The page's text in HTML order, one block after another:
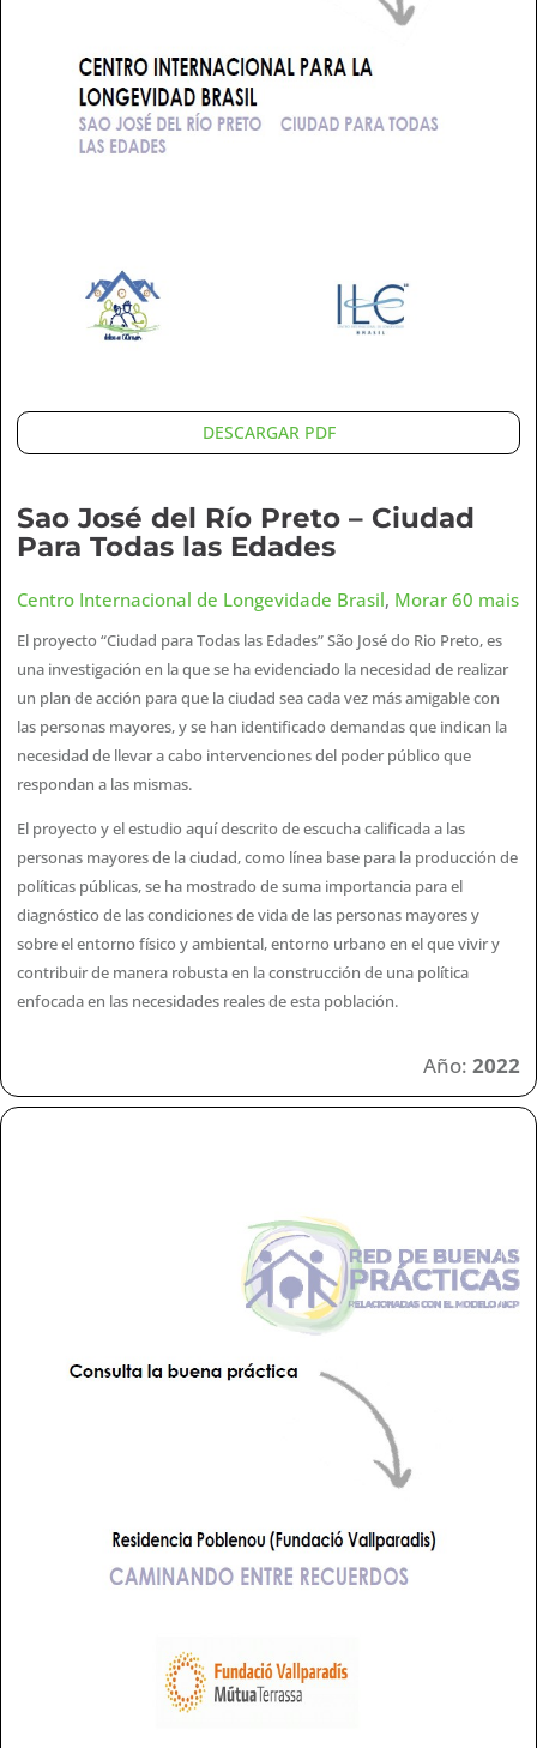
DESCARGAR PDF
Sao José del Río Preto – Ciudad
Para Todas las Edades
Centro Internacional de Longevidade Brasil, Morar 60 mais
El proyecto “Ciudad para Todas las Edades” São José do Rio Preto, es
una investigación en la que se ha evidenciado la necesidad de realizar
un plan de acción para que la ciudad sea cada vez más amigable con
las personas mayores, y se han identificado demandas que indican la
necesidad de llevar a cabo intervenciones del poder público que
respondan a las mismas.
El proyecto y el estudio aquí descrito de escucha calificada a las
personas mayores de la ciudad, como línea base para la producción de
políticas públicas, se ha mostrado de suma importancia para el
diagnóstico de las condiciones de vida de las personas mayores y
sobre el entorno físico y ambiental, entorno urbano en el que vivir y
contribuir de manera robusta en la construcción de una política
enfocada en las necesidades reales de esta población.
Año: 2022